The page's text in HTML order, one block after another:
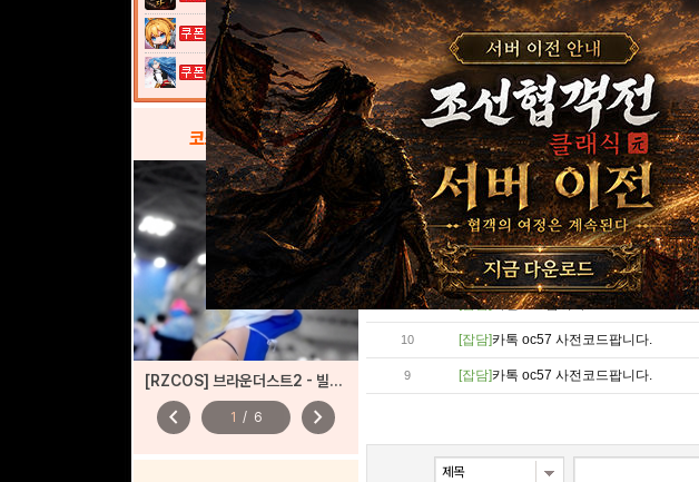
여전사 키우기...
열혈강호: 넥...
코스프레갤러리
[RZCOS] 브라운더스트2 - 빌헬미나 (Model. JooA)
chevron_left 1 / 6 chevron_right
19 [잡담]조요하군
18 [잡담]사전코드 팝니다
17 [잡담]사코 2000
16 [잡담]사전코드 조건부 무료 분양 합니다~
15 [잡담]사전등록 2천급처
14 [잡담]사전등록코드 2천에 팜
13 [잡담]사전코드 무한돌파삼국지 사전으
12 [잡담]사전코드 추천인으로팔아여
11 [잡담]사전코드팝니다
10 [잡담]카톡 oc57 사전코드팝니다.
9 [잡담]카톡 oc57 사전코드팝니다.